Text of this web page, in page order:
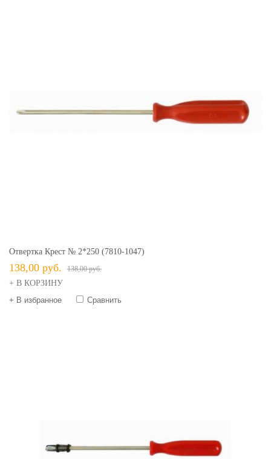
Отвертка Крест № 2*250 (7810-1047)
138,00 руб. 138,00 руб.
+ В КОРЗИНУ
+ В избранное
Сравнить